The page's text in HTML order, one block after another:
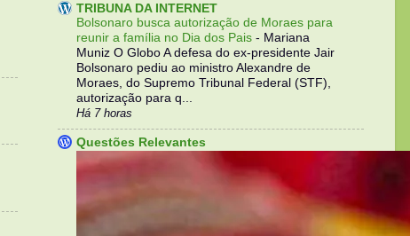
TRIBUNA DA INTERNET
Bolsonaro busca autorização de Moraes para
reunir a família no Dia dos Pais - Mariana
Muniz O Globo A defesa do ex-presidente Jair
Bolsonaro pediu ao ministro Alexandre de
Moraes, do Supremo Tribunal Federal (STF),
autorização para q...
Há 7 horas
Questões Relevantes